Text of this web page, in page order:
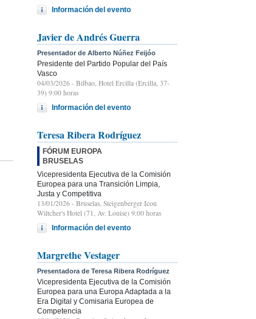
Información del evento
Javier de Andrés Guerra
Presentador de Alberto Núñez Feijóo
Presidente del Partido Popular del País
Vasco
04/03/2026 - Bilbao, Hotel Ercilla (Ercilla, 37-
39) 9:00 horas
Información del evento
Teresa Ribera Rodríguez
FÓRUM EUROPA
BRUSELAS
Vicepresidenta Ejecutiva de la Comisión
Europea para una Transición Limpia,
Justa y Competitiva
13/01/2026 - Bruselas, Steigenberger Icon
Wiltcher's Hotel (71, Av. Louise) 9:00 horas
Información del evento
Margrethe Vestager
Presentadora de Teresa Ribera Rodríguez
Vicepresidenta Ejecutiva de la Comisión
Europea para una Europa Adaptada a la
Era Digital y Comisaria Europea de
Competencia